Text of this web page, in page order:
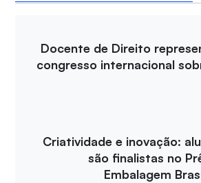
Docente de Direito
congresso internacional
Criatividade e inovação:
são finalistas no
Embalagem